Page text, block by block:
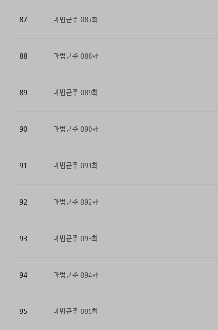
87 마법군주 087화
88 마법군주 088화
89 마법군주 089화
90 마법군주 090화
91 마법군주 091화
92 마법군주 092화
93 마법군주 093화
94 마법군주 094화
95 마법군주 095화